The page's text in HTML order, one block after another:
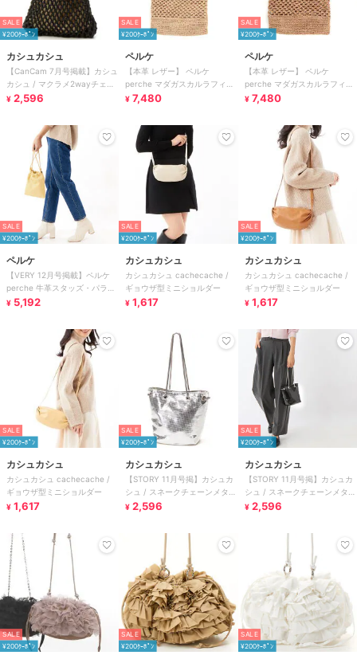
SALE
¥200ｸｰﾎﾟﾝ
カシュカシュ
【CanCam 7月号掲載】カシュ
カシュ / マクラメ2wayチェー
ンショルダー
¥ 2,596
SALE
¥200ｸｰﾎﾟﾝ
ペルケ
【本革 レザー】 ペルケ
perche マダガスカルラフィア
×姫路レザーミニショルダー カ
¥ 7,480
SALE
¥200ｸｰﾎﾟﾝ
ペルケ
【本革 レザー】 ペルケ
perche マダガスカルラフィア
×姫路レザーミニショルダー カ
¥ 7,480
SALE
¥200ｸｰﾎﾟﾝ
ペルケ
【VERY 12月号掲載】ペルケ
perche 牛革スタッズ・パラコ
ード2wayドロストショルダー
¥ 5,192
SALE
¥200ｸｰﾎﾟﾝ
カシュカシュ
カシュカシュ cachecache /
ギョウザ型ミニショルダー
¥ 1,617
SALE
¥200ｸｰﾎﾟﾝ
カシュカシュ
カシュカシュ cachecache /
ギョウザ型ミニショルダー
¥ 1,617
SALE
¥200ｸｰﾎﾟﾝ
カシュカシュ
カシュカシュ cachecache /
ギョウザ型ミニショルダー
¥ 1,617
SALE
¥200ｸｰﾎﾟﾝ
カシュカシュ
【STORY 11月号掲】カシュカ
シュ / スネークチェーンメタリ
ックミニバッグ
¥ 2,596
SALE
¥200ｸｰﾎﾟﾝ
カシュカシュ
【STORY 11月号掲】カシュカ
シュ / スネークチェーンメタリ
ックミニバッグ
¥ 2,596
SALE
¥200ｸｰﾎﾟﾝ
SALE
¥200ｸｰﾎﾟﾝ
SALE
¥200ｸｰﾎﾟﾝ